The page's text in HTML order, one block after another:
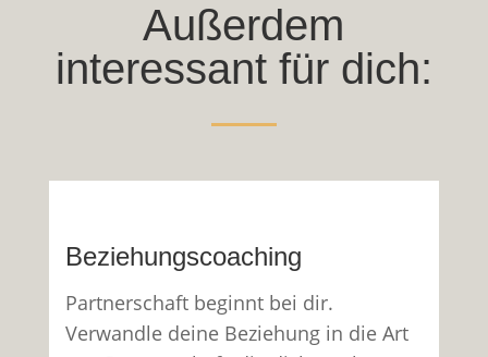
Außerdem
interessant für dich:
Beziehungscoaching
Partnerschaft beginnt bei dir.
Verwandle deine Beziehung in die Art